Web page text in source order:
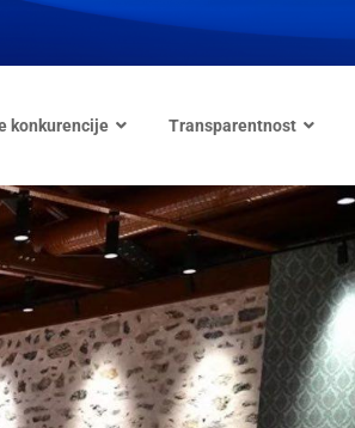
konkurencije Transparentnost